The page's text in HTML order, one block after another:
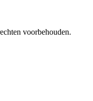
voorbehouden.